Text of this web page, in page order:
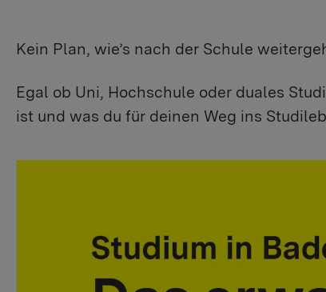
Kein Plan, wie’s nach der Schule
Egal ob Uni, Hochschule oder duales
ist und was du für deinen Weg ins